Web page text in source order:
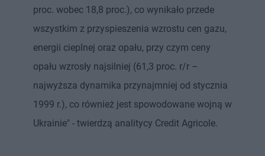
proc. wobec 18,8 proc.), co wynikało przede
wszystkim z przyspieszenia wzrostu cen gazu,
energii cieplnej oraz opału, przy czym ceny
opału wzrosły najsilniej (61,3 proc. r/r –
najwyższa dynamika przynajmniej od stycznia
1999 r.), co również jest spowodowane wojną w
Ukrainie" - twierdzą analitycy Credit Agricole.